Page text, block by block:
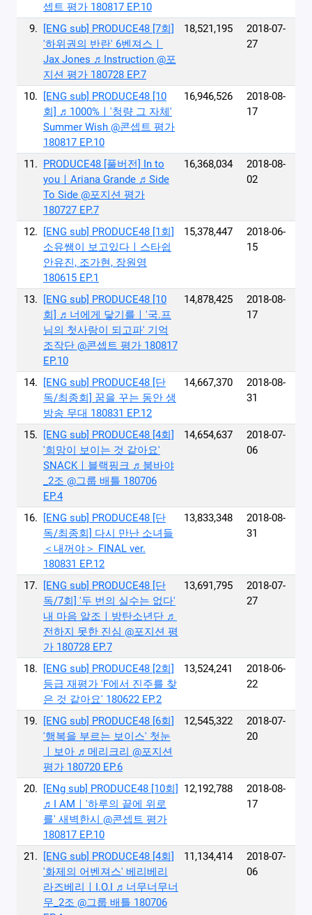
셉트 평가 180817 EP.10
9.
[ENG sub] PRODUCE48 [7회]
′하위권의 반란′ 6벤져스ㅣ
Jax Jones ♬Instruction @포
지션 평가 180728 EP.7
18,521,195
2018-07-
27
10.
[ENG sub] PRODUCE48 [10
회] ♬1000%ㅣ′청량 그 자체′
Summer Wish @콘셉트 평가
180817 EP.10
16,946,526
2018-08-
17
11. PRODUCE48 [풀버전] In to
youㅣAriana Grande ♬Side
To Side @포지션 평가
180727 EP.7
16,368,034
2018-08-
02
12.
[ENG sub] PRODUCE48 [1회]
소유쌤이 보고있다ㅣ스타쉽
안유진, 조가현, 장원영
180615 EP.1
15,378,447
2018-06-
15
13.
[ENG sub] PRODUCE48 [10
회] ♬너에게 닿기를ㅣ′국.프
님의 첫사랑이 되고파′ 기억
조작단 @콘셉트 평가 180817
EP.10
14,878,425
2018-08-
17
14.
[ENG sub] PRODUCE48 [단
독/최종회] 꿈을 꾸는 동안 생
방송 무대 180831 EP.12
14,667,370
2018-08-
31
15.
[ENG sub] PRODUCE48 [4회]
′희망이 보이는 것 같아요′
SNACKㅣ블랙핑크 ♬붐바야
_2조 @그룹 배틀 180706
EP.4
14,654,637
2018-07-
06
16.
[ENG sub] PRODUCE48 [단
독/최종회] 다시 만난 소녀들
＜내꺼야＞ FINAL ver.
180831 EP.12
13,833,348
2018-08-
31
17.
[ENG sub] PRODUCE48 [단
독/7회] ′두 번의 실수는 없다′
내 마음 알조ㅣ방탄소년단 ♬
전하지 못한 진심 @포지션 평
가 180728 EP.7
13,691,795
2018-07-
27
18.
[ENG sub] PRODUCE48 [2회]
등급 재평가 'F에서 진주를 찾
은 것 같아요' 180622 EP.2
13,524,241
2018-06-
22
19.
[ENG sub] PRODUCE48 [6회]
′행복을 부르는 보이스′ 첫눈
ㅣ보아 ♬메리크리 @포지션
평가 180720 EP.6
12,545,322
2018-07-
20
20.
[ENg sub] PRODUCE48 [10회]
♬I AMㅣ′하루의 끝에 위로
를′ 새벽한시 @콘셉트 평가
180817 EP.10
12,192,788
2018-08-
17
21.
[ENG sub] PRODUCE48 [4회]
′화제의 어벤져스′ 베리베리
라즈베리ㅣI.O.I ♬너무너무너
무_2조 @그룹 배틀 180706
11,134,414
2018-07-
06